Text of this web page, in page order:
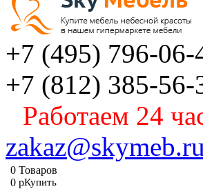
+7 (495) 796-06-
+7 (812) 385-56-
Работаем 24
zakaz@skymeb.ru
0 Товаров
0 pКупить